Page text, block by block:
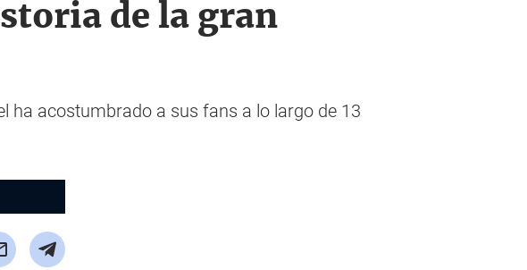
de la gran
ha acostumbrado a sus fans a lo largo de 13